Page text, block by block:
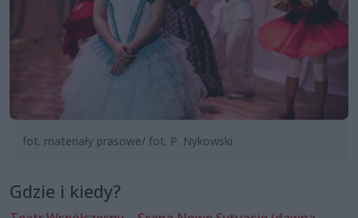
fot. materiały prasowe/ fot. P. Nykowski
Gdzie i kiedy?